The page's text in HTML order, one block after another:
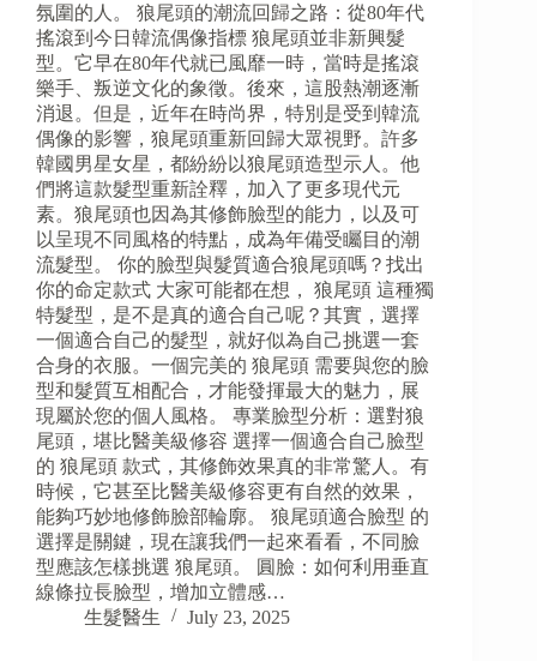
氛圍的人。 狼尾頭的潮流回歸之路：從80年代
搖滾到今日韓流偶像指標 狼尾頭並非新興髮
型。它早在80年代就已風靡一時，當時是搖滾
樂手、叛逆文化的象徵。後來，這股熱潮逐漸
消退。但是，近年在時尚界，特別是受到韓流
偶像的影響，狼尾頭重新回歸大眾視野。許多
韓國男星女星，都紛紛以狼尾頭造型示人。他
們將這款髮型重新詮釋，加入了更多現代元
素。狼尾頭也因為其修飾臉型的能力，以及可
以呈現不同風格的特點，成為年備受矚目的潮
流髮型。 你的臉型與髮質適合狼尾頭嗎？找出
你的命定款式 大家可能都在想， 狼尾頭 這種獨
特髮型，是不是真的適合自己呢？其實，選擇
一個適合自己的髮型，就好似為自己挑選一套
合身的衣服。一個完美的 狼尾頭 需要與您的臉
型和髮質互相配合，才能發揮最大的魅力，展
現屬於您的個人風格。 專業臉型分析：選對狼
尾頭，堪比醫美級修容 選擇一個適合自己臉型
的 狼尾頭 款式，其修飾效果真的非常驚人。有
時候，它甚至比醫美級修容更有自然的效果，
能夠巧妙地修飾臉部輪廓。 狼尾頭適合臉型 的
選擇是關鍵，現在讓我們一起來看看，不同臉
型應該怎樣挑選 狼尾頭。 圓臉：如何利用垂直
線條拉長臉型，增加立體感…
生髮醫生
July 23, 2025